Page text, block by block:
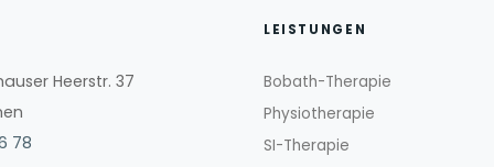
Heerstr. 37
78
LEISTUNGEN
Bobath-Therapie
Physiotherapie
SI-Therapie